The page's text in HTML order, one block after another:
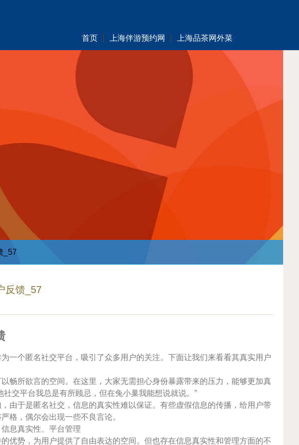
首页 上海伴游预约网 上海品茶网外菜
_57
反馈_57
一个匿名社交平台，吸引了众多用户的关注。下面让我们来看看其真实用户
畅所欲言的空间。在这里，大家无需担心身份暴露带来的压力，能够更加真
交平台我总是有所顾忌，但在兔小巢我能想说就说。”
由于是匿名社交，信息的真实性难以保证。有些虚假信息的传播，给用户带
格，偶尔会出现一些不良言论。
息真实性、平台管理
优势，为用户提供了自由表达的空间。但也存在信息真实性和管理方面的不